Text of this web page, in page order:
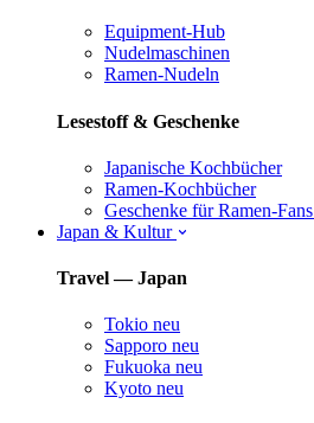
Equipment-Hub
Nudelmaschinen
Ramen-Nudeln
Lesestoff & Geschenke
Japanische Kochbücher
Ramen-Kochbücher
Geschenke für Ramen-Fans
Japan & Kultur
Travel — Japan
Tokio neu
Sapporo neu
Fukuoka neu
Kyoto neu